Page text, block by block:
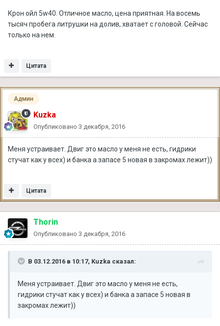
Крон ойл 5w40. Отличное масло, цена приятная. На восемь
тысяч пробега литрушки на долив, хватает с головой. Сейчас
только на нем.
Цитата
Админ
Kuzka
Опубликовано 3 декабря, 2016
Меня устраивает. Двиг это масло у меня не есть, гидрики
стучат как у всех) и банка а запасе 5 новая в закромах лежит))
Цитата
Thorin
Опубликовано 3 декабря, 2016
В 03.12.2016 в 10:17, Kuzka сказал:
Меня устраивает. Двиг это масло у меня не есть,
гидрики стучат как у всех) и банка а запасе 5 новая в
закромах лежит))